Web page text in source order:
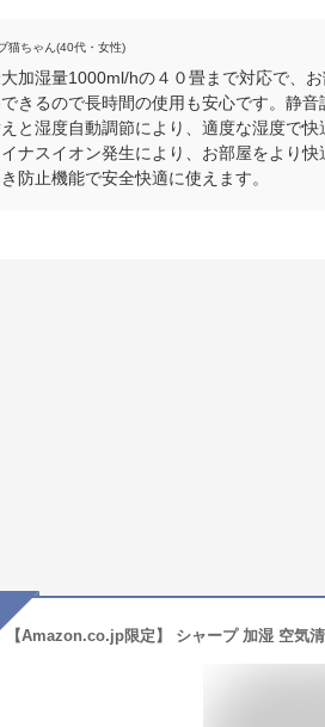
猫ちゃん(40代・女性)
加湿量1000ml/hの４０畳まで対応で、
きるので長時間の使用も安心です。静
と湿度自動調節により、適度な湿度で
ナスイオン発生により、お部屋をより
防止機能で安全快適に使えます。